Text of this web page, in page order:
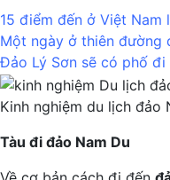
15 điểm đến ở Việt
Một ngày ở thiên đường
Đảo Lý Sơn sẽ có phố đi
Kinh nghiệm du lịch đảo
Tàu đi đảo Nam Du